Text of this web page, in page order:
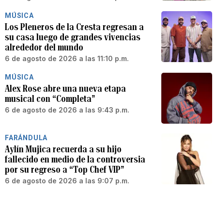
MÚSICA
Los Pleneros de la Cresta regresan a
su casa luego de grandes vivencias
alrededor del mundo
6 de agosto de 2026 a las 11:10 p.m.
MÚSICA
Alex Rose abre una nueva etapa
musical con “Completa”
6 de agosto de 2026 a las 9:43 p.m.
FARÁNDULA
Aylín Mujica recuerda a su hijo
fallecido en medio de la controversia
por su regreso a “Top Chef VIP”
6 de agosto de 2026 a las 9:07 p.m.